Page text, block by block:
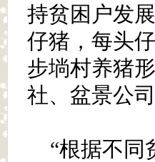
持贫困户发
仔猪，每头
步埫村养猪
社、盆景公
“根据不同